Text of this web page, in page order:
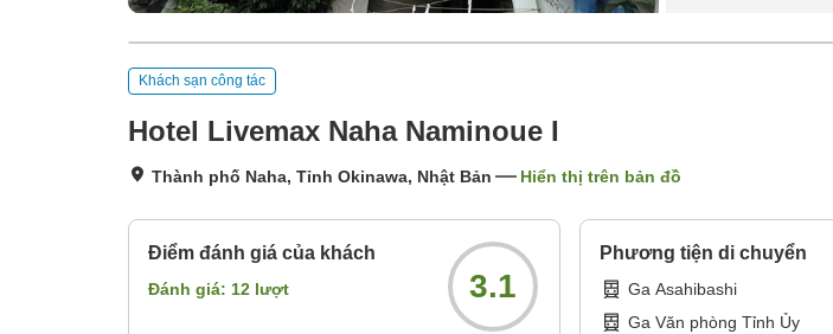
Khách sạn công tác
Hotel Livemax Naha Naminoue I
Thành phố Naha, Tỉnh Okinawa, Nhật Bản Hiển thị trên bản đồ
Điểm đánh giá của khách
Đánh giá: 12 lượt 3.1
Phương tiện di chuyển
Ga Asahibashi
Ga Văn phòng Tỉnh Ủy